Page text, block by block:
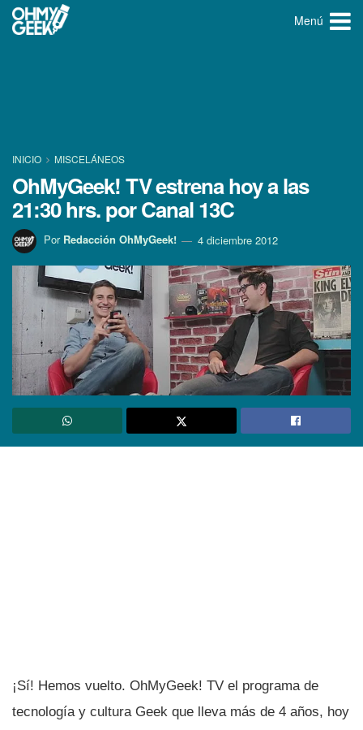
Menú
INICIO MISCELÁNEOS
OhMyGeek! TV estrena hoy a las
21:30 hrs. por Canal 13C
Por Redacción OhMyGeek! 4 diciembre 2012
¡Sí­! Hemos vuelto. OhMyGeek! TV el programa de
tecnologí­a y cultura Geek que lleva más de 4 años, hoy